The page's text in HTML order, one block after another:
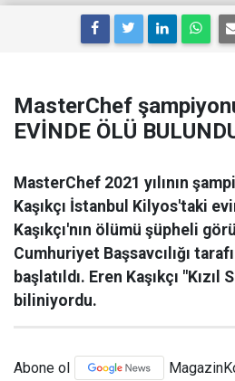
MasterChef
EVİNDE ÖLÜ
MasterChef 2021 yılının
Kaşıkçı İstanbul Kilyos'taki
Kaşıkçı'nın ölümü şüpheli
Cumhuriyet Başsavcılığı
başlatıldı. Eren Kaşıkçı "Kızıl
biliniyordu.
Abone ol